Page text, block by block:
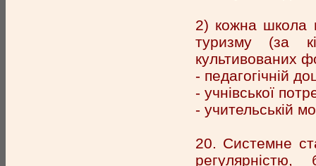
2) кожна школа
туризму (за
культивованих
- педагогічній
- учнівської
- учительській
20. Системне